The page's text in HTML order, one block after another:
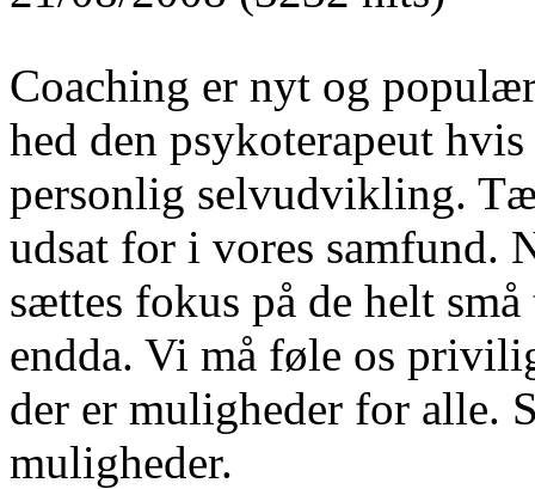
Coaching er nyt og
hed den psykoterapeut
personlig selvudvikling.
udsat for i vores samfund.
sættes fokus på de helt
endda. Vi må føle os
der er muligheder for alle.
muligheder.